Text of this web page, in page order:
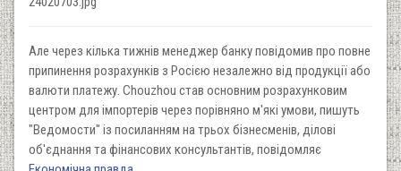
Але через кілька тижнів менеджер банку повідомив про повне
припинення розрахунків з Росією незалежно від продукції або
валюти платежу. Chouzhou став основним розрахунковим
центром для імпортерів через порівняно м'які умови, пишуть
"Ведомости" із посиланням на трьох бізнесменів, ділові
об'єднання та фінансових консультантів, повідомляє